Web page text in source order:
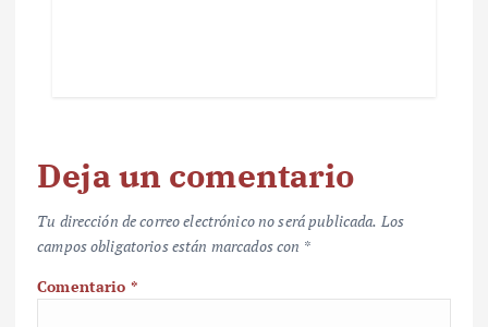
Deja un comentario
Tu dirección de correo electrónico no será publicada. Los
campos obligatorios están marcados con *
Comentario *